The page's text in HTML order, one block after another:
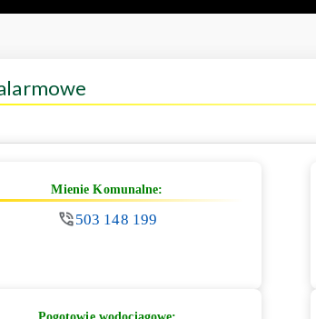
Mienie Komunalne:
503 148 199